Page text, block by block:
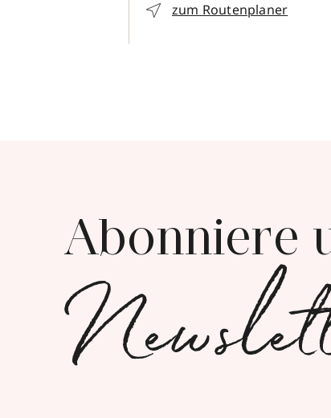
zum Routenplaner
Abonniere